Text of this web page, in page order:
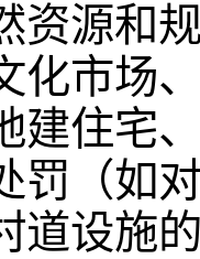
资源和
化市场
建住宅
罚（如
道设施